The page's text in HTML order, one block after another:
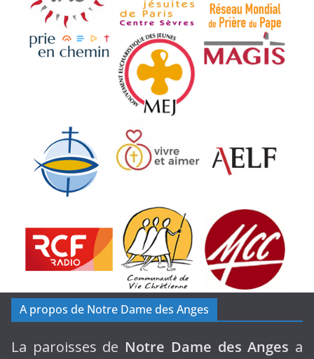
A propos de Notre Dame des Anges
La paroisses de Notre Dame des Anges a